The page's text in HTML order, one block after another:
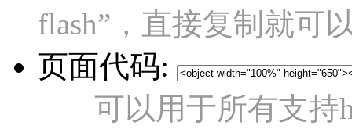
flash”，直接复制就可
页面代码:
可以用于所有支持